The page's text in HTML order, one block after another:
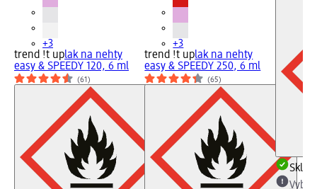
+3
trend !t uplak na nehty
easy & SPEEDY 120, 6 ml
(61)
+3
trend !t uplak na nehty
easy & SPEEDY 250, 6 ml
(65)